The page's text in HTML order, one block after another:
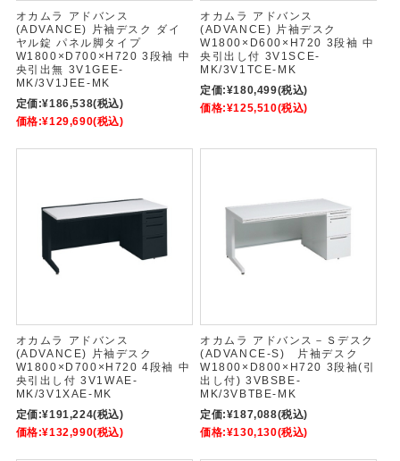
オカムラ アドバンス
(ADVANCE) 片袖デスク ダイ
ヤル錠 パネル脚タイプ
W1800×D700×H720 3段袖 中
央引出無 3V1GEE-
MK/3V1JEE-MK
定価:¥186,538(税込)
価格:¥129,690(税込)
オカムラ アドバンス
(ADVANCE) 片袖デスク
W1800×D600×H720 3段袖 中
央引出し付 3V1SCE-
MK/3V1TCE-MK
定価:¥180,499(税込)
価格:¥125,510(税込)
オカムラ アドバンス
(ADVANCE) 片袖デスク
W1800×D700×H720 4段袖 中
央引出し付 3V1WAE-
MK/3V1XAE-MK
定価:¥191,224(税込)
価格:¥132,990(税込)
オカムラ アドバンス－Ｓデスク
(ADVANCE-S) 片袖デスク
W1800×D800×H720 3段袖(引
出し付) 3VBSBE-
MK/3VBTBE-MK
定価:¥187,088(税込)
価格:¥130,130(税込)